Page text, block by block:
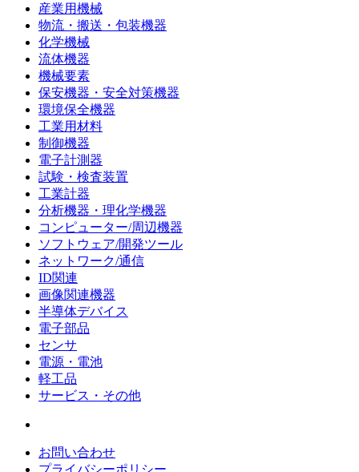
産業用機械
物流・搬送・包装機器
化学機械
流体機器
機械要素
保安機器・安全対策機器
環境保全機器
工業用材料
制御機器
電子計測器
試験・検査装置
工業計器
分析機器・理化学機器
コンピューター/周辺機器
ソフトウェア/開発ツール
ネットワーク/通信
ID関連
画像関連機器
半導体デバイス
電子部品
センサ
電源・電池
軽工品
サービス・その他
お問い合わせ
プライバシーポリシー